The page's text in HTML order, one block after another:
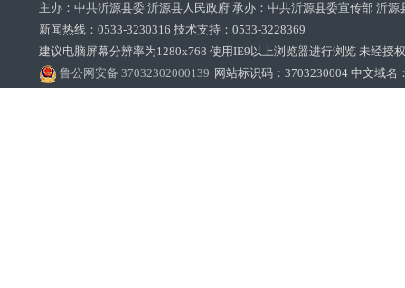
主办：中共沂源县委 沂源县人民政府 承办：中共沂源县委宣传部 沂
新闻热线：0533-3230316 技术支持：0533-3228369‌‌
建议电脑屏幕分辨率为1280x768 使用IE9以上浏览器进行浏览 未经授
鲁公网安备 37032302000139 网站标识码：3703230004 中文域名